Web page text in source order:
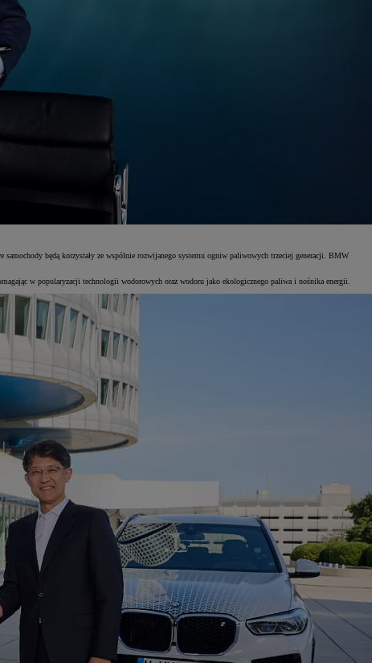
będą korzystały ze wspólnie rozwijanego systemu ogniw paliwowych trzeciej generacji. BMW
w popularyzacji technologii wodorowych oraz wodoru jako ekologicznego paliwa i nośnika energii.